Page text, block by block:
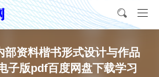
部资料楷书形式设计与作品
子版pdf百度网盘下载学习